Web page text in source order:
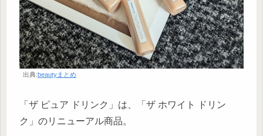
出典:beautyまとめ
「ザ ピュア ドリンク」は、「ザ ホワイト ドリン
ク」のリニューアル商品。